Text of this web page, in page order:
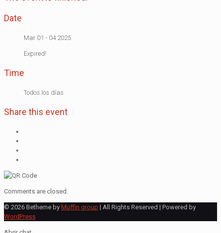
Date
Mar 01 - 04 2025
Expired!
Time
Todos los días
Share this event
Comments are closed.
© 2026 Betheme by Muffin group | All Rights Reserved | Powered by
WordPress